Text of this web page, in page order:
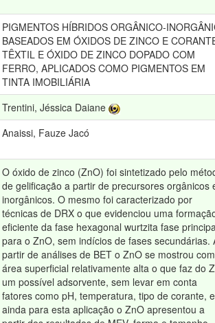
PIGMENTOS HÍBRIDOS ORGÂNICO-
BASEADOS EM ÓXIDOS DE ZINCO E
TÊXTIL E ÓXIDO DE ZINCO DOPADO COM
FERRO, APLICADOS COMO PIGMENTOS EM
TINTA IMOBILIÁRIA
Trentini, Jéssica Daiane
Anaissi, Fauze Jacó
O óxido de zinco (ZnO) foi sintetizado pelo
de gelificação a partir de precursores orgânicos
inorgânicos. O mesmo foi caracterizado por
técnicas de DRX o que evidenciou uma
eficiente da fase hexagonal wurtzita fase
para o ZnO, sem indícios de fases secundárias.
partir de análises de BET o ZnO se mostrou com
área superficial relativamente alta o que faz do
um possível adsorvente, sem levar em conta
fatores como pH, temperatura, tipo de corante,
ainda para esta aplicação o ZnO apresentou a